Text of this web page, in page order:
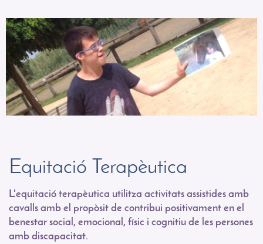
Equitació Terapèutica
L'equitació terapèutica utilitza activitats assistides amb
cavalls amb el propòsit de contribui positivament en el
benestar social, emocional, físic i cognitiu de les persones
amb discapacitat.